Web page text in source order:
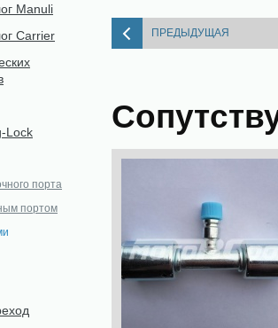
ПРЕДЫДУЩАЯ
Manuli
Carrier
Lock
порта
портом